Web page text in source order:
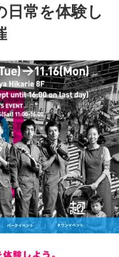
日常を体験し